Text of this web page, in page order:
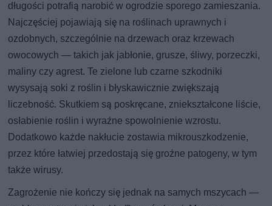
długości potrafią narobić w ogrodzie sporego zamieszania.
Najczęściej pojawiają się na roślinach uprawnych i
ozdobnych, szczególnie na drzewach oraz krzewach
owocowych — takich jak jabłonie, grusze, śliwy, porzeczki,
maliny czy agrest. Te zielone lub czarne szkodniki
wysysają soki z roślin i błyskawicznie zwiększają
liczebność. Skutkiem są poskręcane, zniekształcone liście,
osłabienie roślin i wyraźne spowolnienie wzrostu.
Dodatkowo każde nakłucie zostawia mikrouszkodzenie,
przez które łatwiej przedostają się groźne patogeny, w tym
także wirusy.
Zagrożenie nie kończy się jednak na samych mszycach —